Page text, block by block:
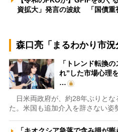
資拡大」発言の波紋 「国債
森口亮「まるわかり市況
「トレンド転換
れ”した市場心理
…
日米両政府が、約28年ぶりとな
た。米国も追加介入を辞さない姿
「キオクシア急落で含み損が